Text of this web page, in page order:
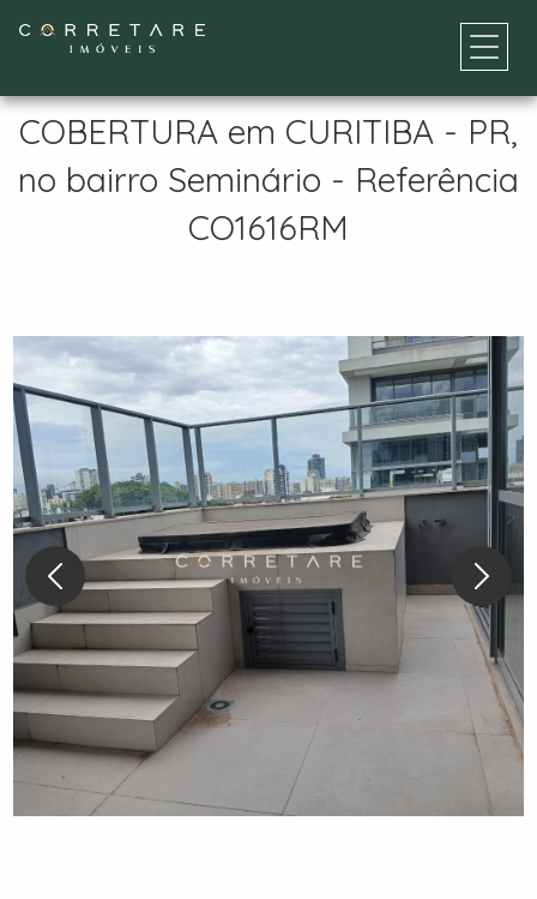
COBERTURA em CURITIBA - PR,
no bairro Seminário - Referência
CO1616RM